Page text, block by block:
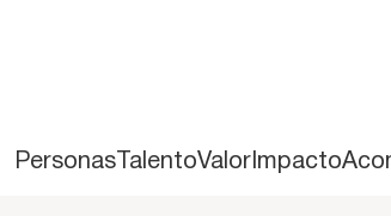
PersonasTalentoValorImpacto